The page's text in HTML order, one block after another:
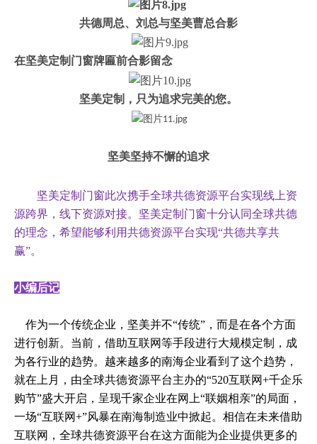
共德周总、刘总与坚美曹总合影
在坚美定制门窗牌匾前合影留念
坚美定制，只为追求完美的您。
坚美坚持不懈的追求
坚美定制门窗此次携手全球共德资源平台实现线上资
源跨界，线下资源对接。坚美定制门窗十分认同全球共德
的理念，希望能够利用共德资源平台实现“共德共享共
赢”。
小编后记
作为一个传统企业，坚美并不“传统”，而是在各个方面
进行创新。当前，借助互联网等手段进行大规模定制，成
为各行业的趋势。越来越多的南海企业看到了这个趋势，
就在上月，由全球共德资源平台主办的“520互联网+千企乐
购节”盛大开启，呈现千家企业在网上“联姻相亲”的局面，
一场“互联网+”风暴在南海制造业中掀起。相信在未来借助
互联网，全球共德资源平台在这方面能为企业提供更多的